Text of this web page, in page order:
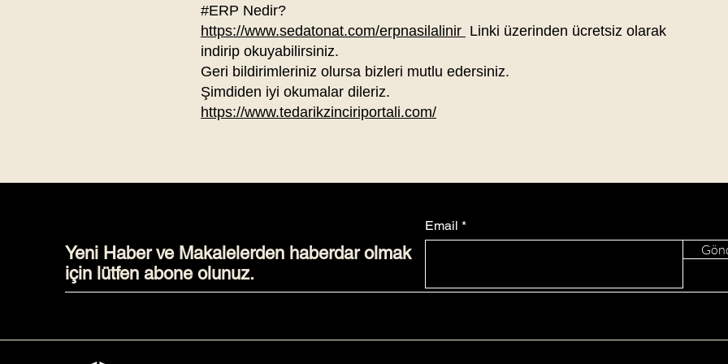
#ERP Nedir?
https://www.sedatonat.com/erpnasilalinir Linki üzerinden ücretsiz olarak
indirip okuyabilirsiniz.
Geri bildirimleriniz olursa bizleri mutlu edersiniz.
Şimdiden iyi okumalar dileriz.
https://www.tedarikzinciriportali.com/
Yeni Haber ve Makalelerden haberdar olmak
için lütfen abone olunuz.
Email